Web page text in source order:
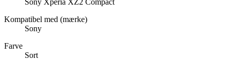
Sony Xperia XZ2 Compact
Kompatibel med (mærke)
Sony
Farve
Sort